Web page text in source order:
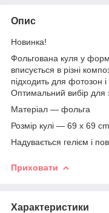
Опис
Новинка!
Фольгована куля у
вписується в різні
підходить для фотозон
Оптимальний вибір для
Матеріал — фольга
Розмір кулі — 69 x 69 cm.
Надувається гелієм і
Приховати
Характеристики